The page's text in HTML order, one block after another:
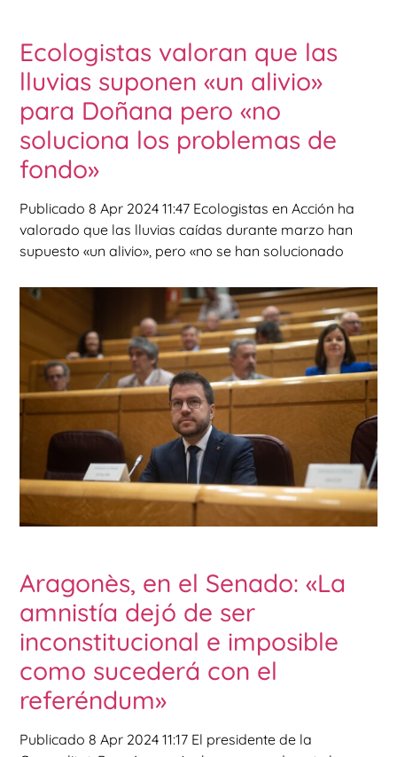
Ecologistas valoran que las
lluvias suponen «un alivio»
para Doñana pero «no
soluciona los problemas de
fondo»
Publicado 8 Apr 2024 11:47 Ecologistas en Acción ha
valorado que las lluvias caídas durante marzo han
supuesto «un alivio», pero «no se han solucionado
Aragonès, en el Senado: «La
amnistía dejó de ser
inconstitucional e imposible
como sucederá con el
referéndum»
Publicado 8 Apr 2024 11:17 El presidente de la